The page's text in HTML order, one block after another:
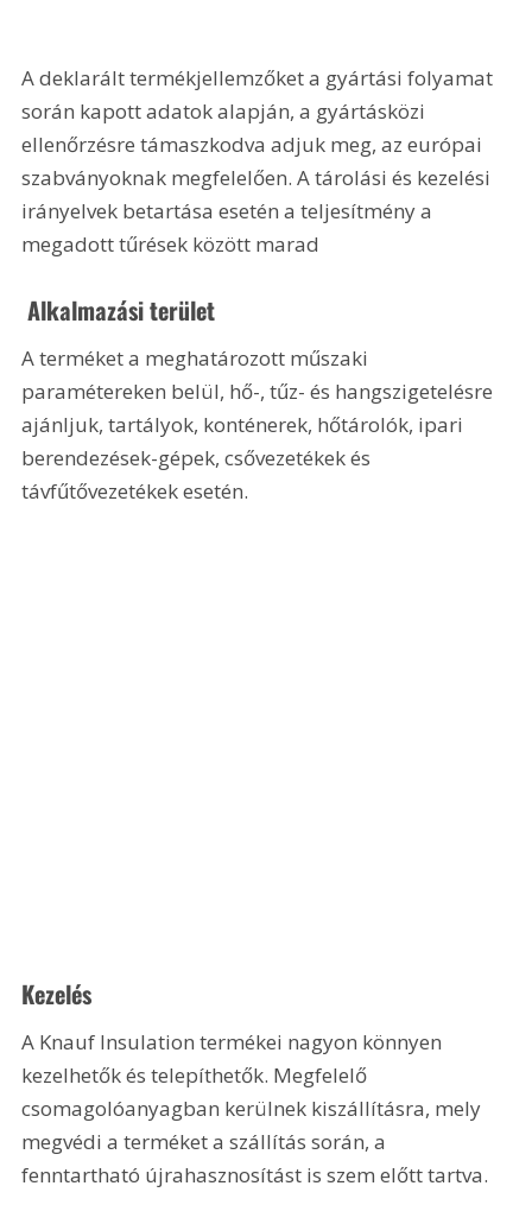
A deklarált termékjellemzőket a gyártási folyamat
során kapott adatok alapján, a gyártásközi
ellenőrzésre támaszkodva adjuk meg, az európai
szabványoknak megfelelően. A tárolási és kezelési
irányelvek betartása esetén a teljesítmény a
megadott tűrések között marad
Alkalmazási terület
A terméket a meghatározott műszaki
paramétereken belül, hő-, tűz- és hangszigetelésre
ajánljuk, tartályok, konténerek, hőtárolók, ipari
berendezések-gépek, csővezetékek és
távfűtővezetékek esetén.
Kezelés
A Knauf Insulation termékei nagyon könnyen
kezelhetők és telepíthetők. Megfelelő
csomagolóanyagban kerülnek kiszállításra, mely
megvédi a terméket a szállítás során, a
fenntartható újrahasznosítást is szem előtt tartva.